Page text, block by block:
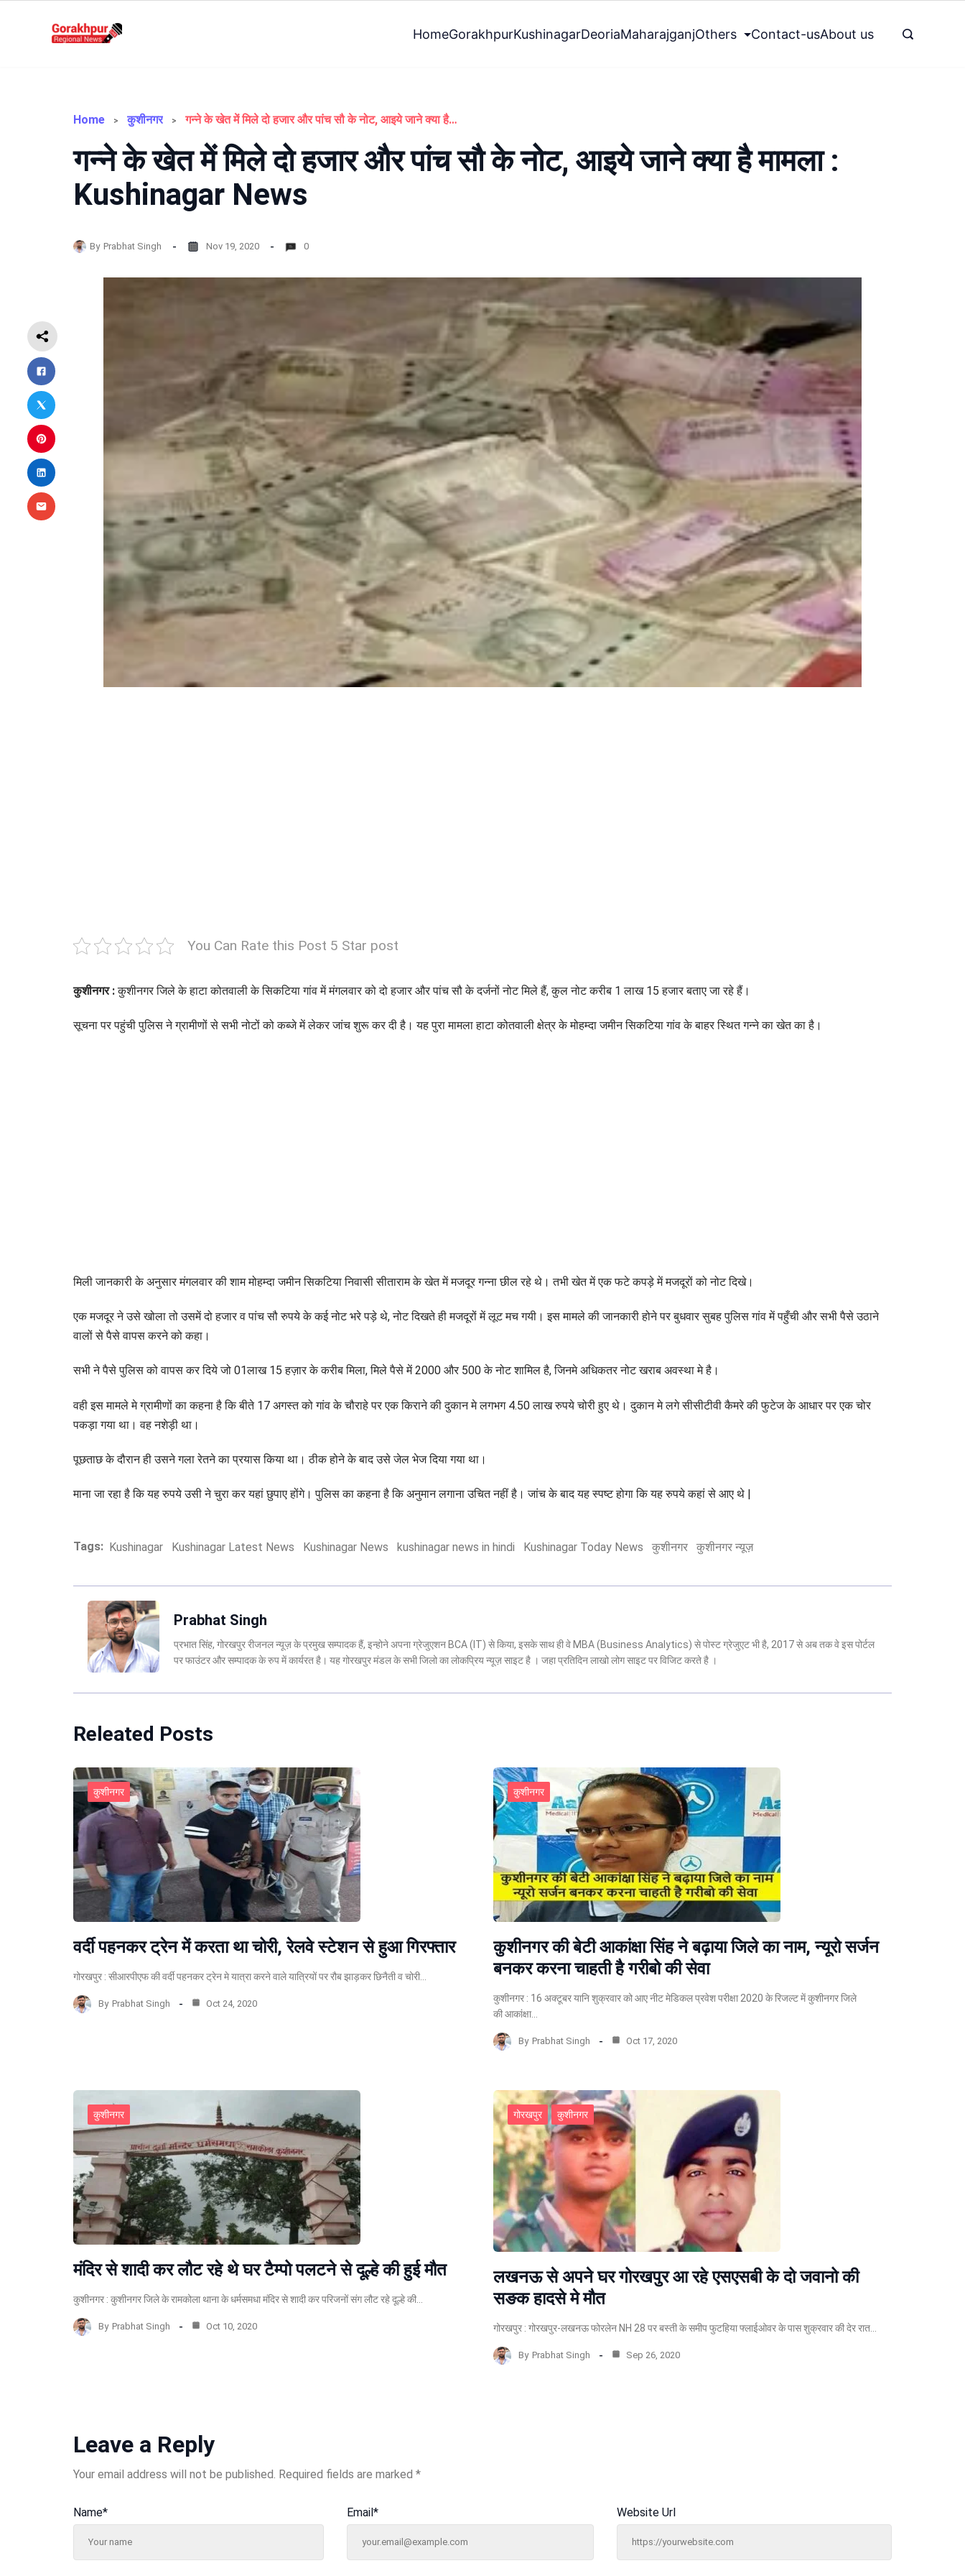
News
HomeGorakhpurKushinagarDeoriaMaharajganjOthers Contact-usAbout us
Home कुशीनगर गन्ने के खेत में मिले दो हजार और पांच सौ के नोट, आइये जाने क्या है मामला : Kushinagar News
गन्ने के खेत में मिले दो हजार और पांच सौ के नोट, आइये जाने क्या है मामला :
Kushinagar News
By Prabhat Singh Nov 19, 2020 0
You Can Rate this Post 5 Star post
कुशीनगर :कुशीनगर जिले के हाटा कोतवाली के सिकटिया गांव में मंगलवार को दो हजार और पांच सौ के दर्जनों नोट मिले हैं, कुल नोट करीब 1 लाख 15 हजार बताए जा रहे हैं।
सूचना पर पहुंची पुलिस ने ग्रामीणों से सभी नोटों को कब्जे में लेकर जांच शुरू कर दी है। यह पुरा मामला हाटा कोतवाली क्षेत्र के मोहम्दा जमीन सिकटिया गांव के बाहर स्थित गन्ने का खेत का है।
मिली जानकारी के अनुसार मंगलवार की शाम मोहम्दा जमीन सिकटिया निवासी सीताराम के खेत में मजदूर गन्ना छील रहे थे। तभी खेत में एक फटे कपड़े में मजदूरों को नोट दिखे।
एक मजदूर ने उसे खोला तो उसमें दो हजार व पांच सौ रुपये के कई नोट भरे पड़े थे, नोट दिखते ही मजदूरों में लूट मच गयी। इस मामले की जानकारी होने पर बुधवार सुबह पुलिस गांव में पहुँची और सभी पैसे उठाने
वालों से पैसे वापस करने को कहा।
सभी ने पैसे पुलिस को वापस कर दिये जो 01लाख 15 हज़ार के करीब मिला, मिले पैसे में 2000 और 500 के नोट शामिल है, जिनमे अधिकतर नोट खराब अवस्था मे है।
वही इस मामले मे ग्रामीणों का कहना है कि बीते 17 अगस्त को गांव के चौराहे पर एक किराने की दुकान मे लगभग 4.50 लाख रुपये चोरी हुए थे। दुकान मे लगे सीसीटीवी कैमरे की फुटेज के आधार पर एक चोर
पकड़ा गया था। वह नशेड़ी था।
पूछताछ के दौरान ही उसने गला रेतने का प्रयास किया था। ठीक होने के बाद उसे जेल भेज दिया गया था।
माना जा रहा है कि यह रुपये उसी ने चुरा कर यहां छुपाए होंगे। पुलिस का कहना है कि अनुमान लगाना उचित नहीं है। जांच के बाद यह स्पष्ट होगा कि यह रुपये कहां से आए थे |
Tags: Kushinagar Kushinagar Latest News Kushinagar News kushinagar news in hindi Kushinagar Today News कुशीनगर कुशीनगर न्यूज़
Prabhat Singh
प्रभात सिंह, गोरखपुर रीजनल न्यूज़ के प्रमुख सम्पादक हैं, इन्होने अपना ग्रेजुएशन BCA (IT) से किया, इसके साथ ही वे MBA (Business Analytics) से पोस्ट ग्रेजुएट भी है, 2017 से अब तक वे इस पोर्टल
पर फाउंटर और सम्पादक के रुप में कार्यरत है। यह गोरखपुर मंडल के सभी जिलो का लोकप्रिय न्यूज़ साइट है । जहा प्रतिदिन लाखो लोग साइट पर विजिट करते है ।
Releated Posts
कुशीनगर
वर्दी पहनकर ट्रेन में करता था चोरी, रेलवे स्टेशन से हुआ गिरफ्तार
गोरखपुर : सीआरपीएफ की वर्दी पहनकर ट्रेन मे यात्रा करने वाले यात्रियों पर रौब झाड़कर छिनैती व चोरी…
By Prabhat Singh Oct 24, 2020
कुशीनगर
कुशीनगर की बेटी आकांक्षा सिंह ने बढ़ाया जिले का नाम, न्यूरो सर्जन
बनकर करना चाहती है गरीबो की सेवा
कुशीनगर : 16 अक्टूबर यानि शुक्रवार को आए नीट मेडिकल प्रवेश परीक्षा 2020 के रिजल्ट में कुशीनगर जिले
की आकांक्षा…
By Prabhat Singh Oct 17, 2020
कुशीनगर
मंदिर से शादी कर लौट रहे थे घर टैम्पो पलटने से दूल्हे की हुई मौत
कुशीनगर : कुशीनगर जिले के रामकोला थाना के धर्मसमधा मंदिर से शादी कर परिजनों संग लौट रहे दूल्हे की…
By Prabhat Singh Oct 10, 2020
गोरखपुर कुशीनगर
लखनऊ से अपने घर गोरखपुर आ रहे एसएसबी के दो जवानो की
सङक हादसे मे मौत
गोरखपुर : गोरखपुर-लखनऊ फोरलेन NH 28 पर बस्ती के समीप फुटहिया फ्लाईओवर के पास शुक्रवार की देर रात…
By Prabhat Singh Sep 26, 2020
Leave a Reply
Your email address will not be published. Required fields are marked *
Name* Email* Website Url